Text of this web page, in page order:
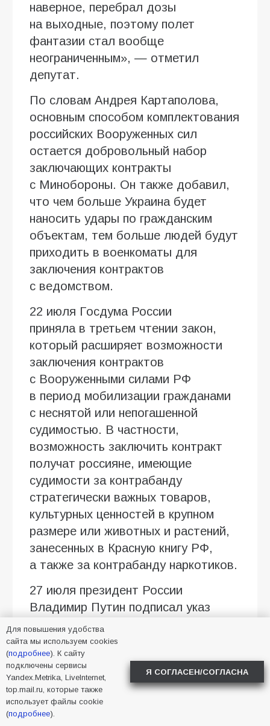
наверное, перебрал дозы
на выходные, поэтому полет
фантазии стал вообще
неограниченным», — отметил
депутат.
По словам Андрея Картаполова,
основным способом комплектования
российских Вооруженных сил
остается добровольный набор
заключающих контракты
с Минобороны. Он также добавил,
что чем больше Украина будет
наносить удары по гражданским
объектам, тем больше людей будут
приходить в военкоматы для
заключения контрактов
с ведомством.
22 июля Госдума России
приняла в третьем чтении закон,
который расширяет возможности
заключения контрактов
с Вооруженными силами РФ
в период мобилизации гражданами
с неснятой или непогашенной
судимостью. В частности,
возможность заключить контракт
получат россияне, имеющие
судимости за контрабанду
стратегически важных товаров,
культурных ценностей в крупном
размере или животных и растений,
занесенных в Красную книгу РФ,
а также за контрабанду наркотиков.
27 июля президент России
Владимир Путин подписал указ
об установлении штатной
численности Вооруженных сил
Российской Федерации
в количестве 2 426 130 единиц.
В это число были включены
1 535 000 военнослужащих.
Для повышения удобства
сайта мы используем cookies
(подробнее). К сайту
подключены сервисы
Yandex.Metrika, LiveInternet,
top.mail.ru, которые также
использует файлы cookie
(подробнее).
Я СОГЛАСЕН/СОГЛАСНА